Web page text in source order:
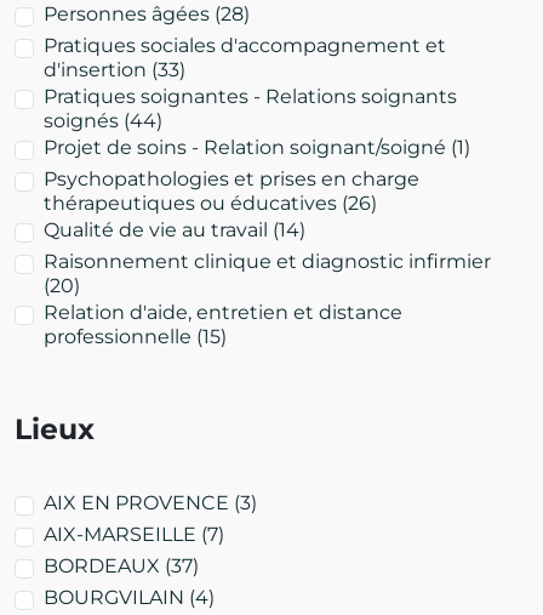
Personnes âgées (28)
Pratiques sociales d'accompagnement et
d'insertion (33)
Pratiques soignantes - Relations soignants
soignés (44)
Projet de soins - Relation soignant/soigné (1)
Psychopathologies et prises en charge
thérapeutiques ou éducatives (26)
Qualité de vie au travail (14)
Raisonnement clinique et diagnostic infirmier
(20)
Relation d'aide, entretien et distance
professionnelle (15)
Lieux
AIX EN PROVENCE (3)
AIX-MARSEILLE (7)
BORDEAUX (37)
BOURGVILAIN (4)